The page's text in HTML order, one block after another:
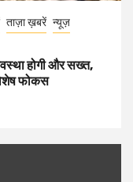
ताज़ा ख़बरें न्यूज़
होगी और सख्त,
फोकस